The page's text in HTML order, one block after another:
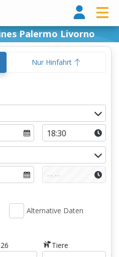
Palermo Livorno
Nur Hinfahrt
Alternative Daten
Tiere